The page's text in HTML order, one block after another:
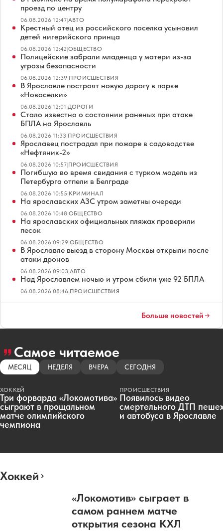
проезд по центру
06.08.2026 12:47|АВТО
Крестный отец из российского поселка усыновил
детей нигерийского принца
06.08.2026 12:42|ОБЩЕСТВО
Полицейские забрали младенца у матери из-за
угрозы безопасности
06.08.2026 12:39|ПРОИСШЕСТВИЯ
В Ярославле построят новую дорогу в парке
«Новоселки»
06.08.2026 12:01|ДОРОГИ
Стало известно о состоянии раненых при атаке
БПЛА на Ярославль
06.08.2026 11:33|ПРОИСШЕСТВИЯ
Ярославец пострадал при пожаре в садоводстве
«Нефтяник-2»
06.08.2026 10:57|ПРОИСШЕСТВИЯ
Погибшую во время свидания с турком модель из
Петербурга отпели в Белграде
06.08.2026 10:55|КРИМИНАЛ
На ярославских АЗС утром заметны очереди
06.08.2026 10:48|ОБЩЕСТВО
На ярославских официальных пляжах проверили
песок
06.08.2026 09:29|ОБЩЕСТВО
В Ярославле выезд в сторону Москвы открыли после
атаки дронов
06.08.2026 09:03|АВТО
Над Ярославлем ночью и утром сбили уже 92 БПЛА
06.08.2026 08:46|ПРОИСШЕСТВИЯ
Больше новостей
Самое читаемое
МЕСЯЦ НЕДЕЛЯ ВЧЕРА СЕГОДНЯ
ХОККЕЙ
Три форварда «Локомотива»
сыграют в прощальном
матче олимпийского
чемпиона
ПРОИСШЕСТВИЯ
Появилось видео
смертельного ДТП
и автобуса в Ярославле
Хоккей
«Локомотив» сыграет в
самом раннем матче
открытия сезона КХЛ